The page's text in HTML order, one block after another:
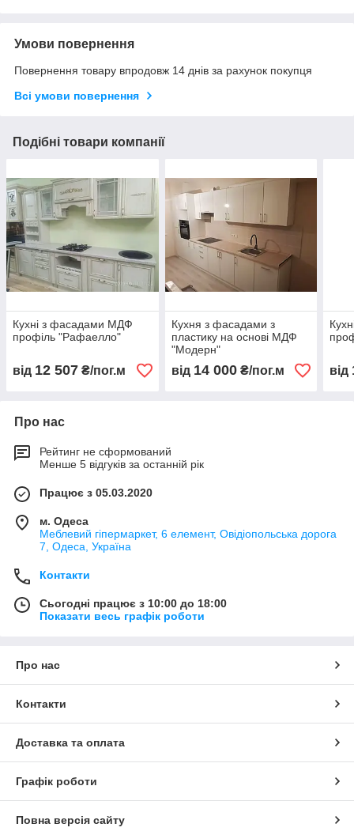
Умови повернення
Повернення товару впродовж 14 днів за рахунок покупця
Всі умови повернення
Подібні товари компанії
Кухні з фасадами МДФ
профіль "Рафаелло"
від 12 507 ₴/пог.м
Кухня з фасадами з
пластику на основі МДФ
"Модерн"
від 14 000₴/пог.м від
Про нас
Рейтинг не сформований
Менше 5 відгуків за останній рік
Працює з 05.03.2020
м. Одеса
Меблевий гіпермаркет, 6 елемент, Овідіопольська дорога
7, Одеса, Україна
Контакти
Сьогодні працює з 10:00 до 18:00
Показати весь графік роботи
Про нас
Контакти
Доставка та оплата
Графік роботи
Повна версія сайту